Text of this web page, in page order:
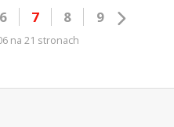
6 7 8 9
na 21 stronach